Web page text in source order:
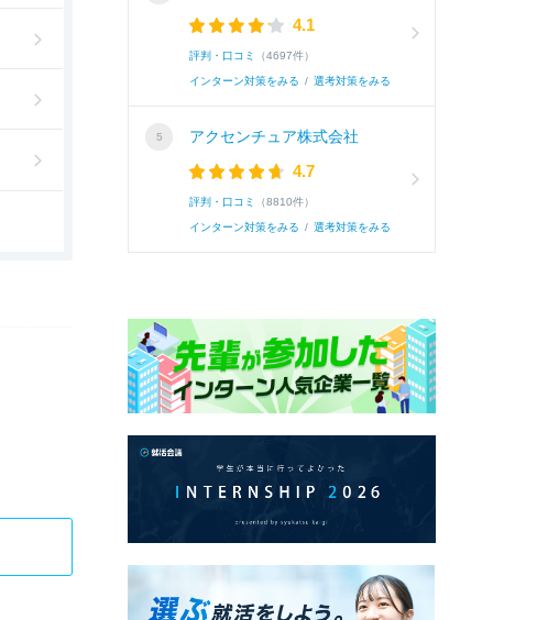
4.1
評判・口コミ （4697件）
インターン対策をみる / 選考対策をみる
アクセンチュア株式会社
4.7
評判・口コミ （8810件）
インターン対策をみる / 選考対策をみる